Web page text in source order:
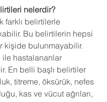
nelerdir?
farklı belirtilerle
Bu belirtilerin hepsi
kişide bulunmayabilir.
hastalananlar
En belli başlı belirtiler
titreme, öksürük, nefes
kas ve vücut ağrıları,